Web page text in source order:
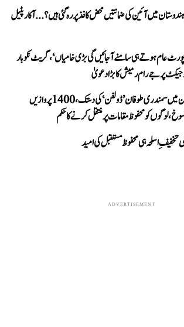
ہندوستان میں آئین کی ضمانتیں محض کاغذ پر رہ گئی ہیں؟...آکار پٹیل
عام ہوتے ہی سامنے آ جائیں گی بڑی خامیاں‘، گریٹ نکوبار
پر جے رام رمیش کا بڑا دعویٰ
چین میں سمندری طوفان ’ڈولفن‘ کی دستک، 1400 پروازیں
لوگوں کو محفوظ مقامات پر منتقل کرنے کا حکم
تخفیفِ اسلحہ ہی محفوظ مستقبل کی امید
ADVERTISEMENT